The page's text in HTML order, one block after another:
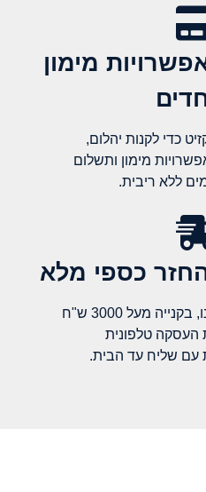
מימון
כדי לקנות יהלום,
מימון ותשלום
כספי מלא​
מעל 3000 ש"ח
העסקה טלפונית
עם שליח עד הבית.